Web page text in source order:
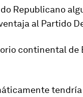
Republicano
al Partido
continental de